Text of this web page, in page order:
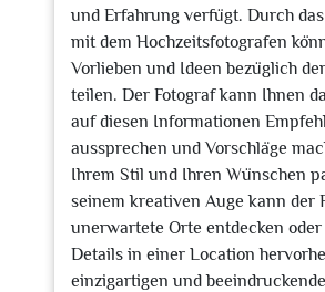
und Erfahrung verfügt. Durch
mit dem Hochzeitsfotografen
Vorlieben und Ideen bezüglich
teilen. Der Fotograf kann Ihnen
auf diesen Informationen
aussprechen und Vorschläge
Ihrem Stil und Ihren Wünschen
seinem kreativen Auge kann der
unerwartete Orte entdecken
Details in einer Location
einzigartigen und